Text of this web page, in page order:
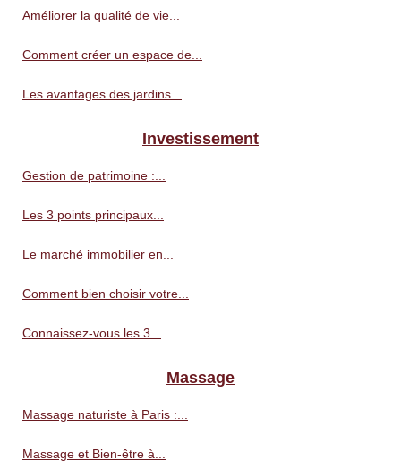
Améliorer la qualité de vie...
Comment créer un espace de...
Les avantages des jardins...
Investissement
Gestion de patrimoine :...
Les 3 points principaux...
Le marché immobilier en...
Comment bien choisir votre...
Connaissez-vous les 3...
Massage
Massage naturiste à Paris :...
Massage et Bien-être à...